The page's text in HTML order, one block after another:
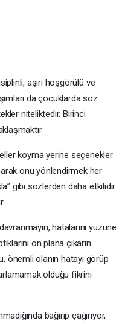
aşırı hoşgörülü ve
da çocuklarda söz
niteliktedir. Birinci
koyma yerine seçenekler
onu yönlendirmek her
gibi sözlerden daha etkilidir
hatalarını yüzüne
ön plana çıkarın.
önemli olanın hatayı görüp
olduğu fikrini
bağırıp çağırıyor,